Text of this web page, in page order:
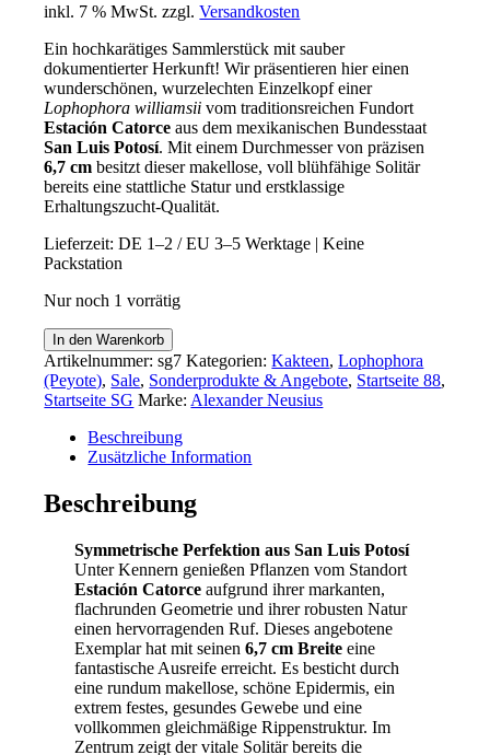
war:
ist:
inkl. 7 % MwSt. zzgl.Versandkosten
Ein hochkarätiges Sammlerstück mit sauber
dokumentierter Herkunft! Wir präsentieren hier einen
wunderschönen, wurzelechten Einzelkopf einer
Lophophora williamsii vom traditionsreichen Fundort
Estación Catorce aus dem mexikanischen Bundesstaat
San Luis Potosí. Mit einem Durchmesser von präzisen
6,7 cm besitzt dieser makellose, voll blühfähige Solitär
bereits eine stattliche Statur und erstklassige
Erhaltungszucht-Qualität.
Lieferzeit:DE 1–2 / EU 3–5 Werktage | Keine
Packstation
Nur noch 1 vorrätig
Einzelstück:
Lophophora
williamsii
v.
Catorce
(SLP)
In den Warenkorb
Artikelnummer:sg7 Kategorien:Kakteen,Lophophora
(Peyote), Sale, Sonderprodukte & Angebote, Startseite 88,
Startseite SG Marke: Alexander Neusius
Beschreibung
Zusätzliche Information
Beschreibung
Symmetrische Perfektion aus San Luis Potosí
Unter Kennern genießen Pflanzen vom Standort
Estación Catorceaufgrund ihrer markanten,
flachrunden Geometrie und ihrer robusten Natur
einen hervorragenden Ruf. Dieses angebotene
Exemplar hat mit seinen 6,7 cm Breiteeine
fantastische Ausreife erreicht. Es besticht durch
eine rundum makellose, schöne Epidermis, ein
extrem festes, gesundes Gewebe und eine
vollkommen gleichmäßige Rippenstruktur. Im
Zentrum zeigt der vitale Solitär bereits die